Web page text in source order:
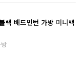
배드민턴 가방 미니백